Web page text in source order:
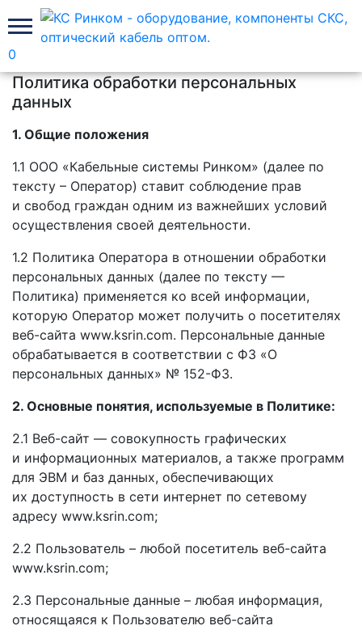
0
Главная
Политика обработки персональных
данных
1. Общие положения
1.1 ООО «Кабельные системы Ринком» (далее по
тексту – Оператор) ставит соблюдение прав
и свобод граждан одним из важнейших условий
осуществления своей деятельности.
1.2 Политика Оператора в отношении обработки
персональных данных (далее по тексту —
Политика) применяется ко всей информации,
которую Оператор может получить о посетителях
веб-сайта www.ksrin.com. Персональные данные
обрабатывается в соответствии с ФЗ «О
персональных данных» № 152-ФЗ.
2. Основные понятия, используемые в Политике:
2.1 Веб-сайт — совокупность графических
и информационных материалов, а также программ
для ЭВМ и баз данных, обеспечивающих
их доступность в сети интернет по сетевому
адресу www.ksrin.com;
2.2 Пользователь – любой посетитель веб-сайта
www.ksrin.com;
2.3 Персональные данные – любая информация,
относящаяся к Пользователю веб-сайта